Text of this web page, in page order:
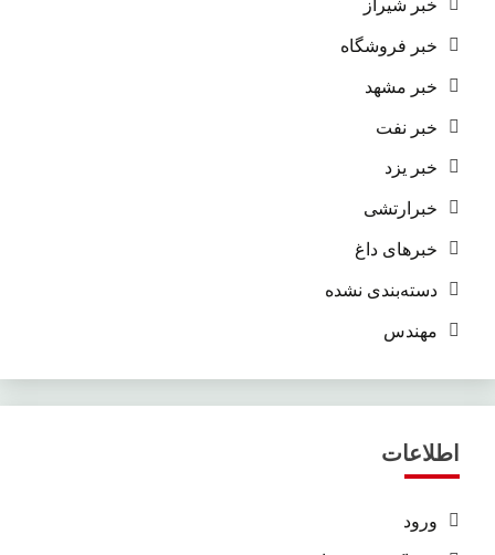
خبر شیراز
خبر فروشگاه
خبر مشهد
خبر نفت
خبر یزد
خبرارتشی
خبرهای داغ
دسته‌بندی نشده
مهندس
اطلاعات
ورود